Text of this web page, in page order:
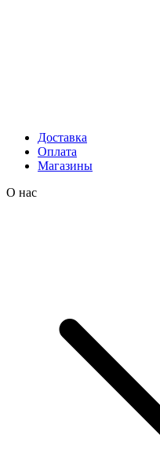
Доставка
Оплата
Магазины
О нас